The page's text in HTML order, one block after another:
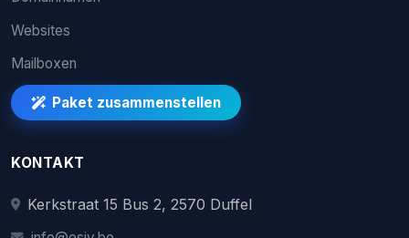
Websites
Mailboxen
Paket zusammenstellen
KONTAKT
Kerkstraat 15 Bus 2, 2570 Duffel